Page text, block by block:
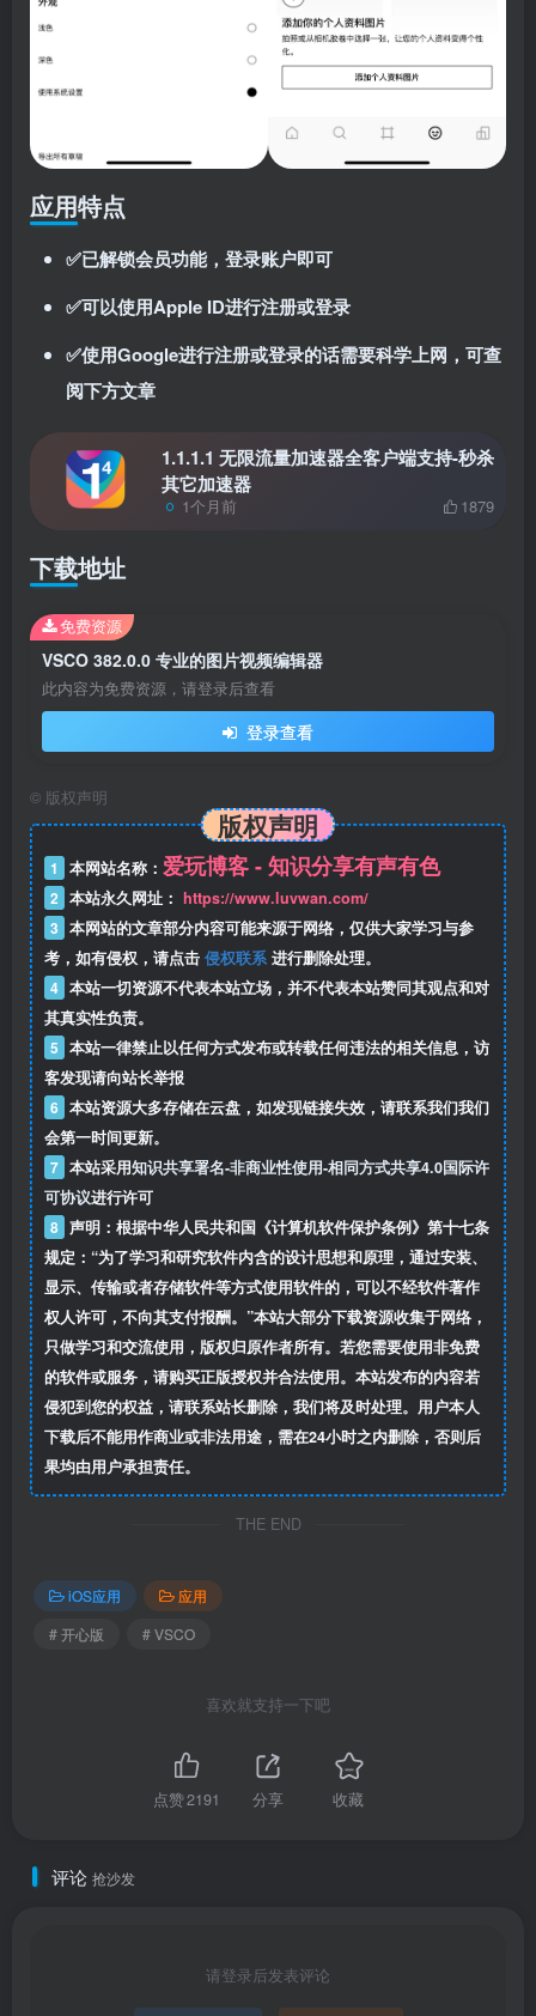
应用特点
✅已解锁会员功能，登录账户即可
✅可以使用Apple ID进行注册或登录
✅使用Google进行注册或登录的话需要科学上网，可查
阅下方文章
1.1.1.1 无限流量加速器全客户端支持-秒杀
其它加速器
1个月前 1879
下载地址
VSCO 382.0.0 专业的图片视频编辑器
此内容为免费资源，请登录后查看
登录查看
免费资源
© 版权声明
版权声明
1 本网站名称： 爱玩博客 - 知识分享有声有色
2 本站永久网址： https://www.luvwan.com/
3 本网站的文章部分内容可能来源于网络，仅供大家学习与参
考，如有侵权，请点击 侵权联系 进行删除处理。
4 本站一切资源不代表本站立场，并不代表本站赞同其观点和对
其真实性负责。
5 本站一律禁止以任何方式发布或转载任何违法的相关信息，访
客发现请向站长举报
6 本站资源大多存储在云盘，如发现链接失效，请联系我们我们
会第一时间更新。
7 本站采用知识共享署名-非商业性使用-相同方式共享4.0国际许
可协议进行许可
8 声明：根据中华人民共和国《计算机软件保护条例》第十七条
规定：“为了学习和研究软件内含的设计思想和原理，通过安装、
显示、传输或者存储软件等方式使用软件的，可以不经软件著作
权人许可，不向其支付报酬。”本站大部分下载资源收集于网络，
只做学习和交流使用，版权归原作者所有。若您需要使用非免费
的软件或服务，请购买正版授权并合法使用。本站发布的内容若
侵犯到您的权益，请联系站长删除，我们将及时处理。用户本人
下载后不能用作商业或非法用途，需在24小时之内删除，否则后
果均由用户承担责任。
THE END
iOS应用
应用
# 开心版
# VSCO
喜欢就支持一下吧
点赞2191 分享 收藏
评论 抢沙发
请登录后发表评论